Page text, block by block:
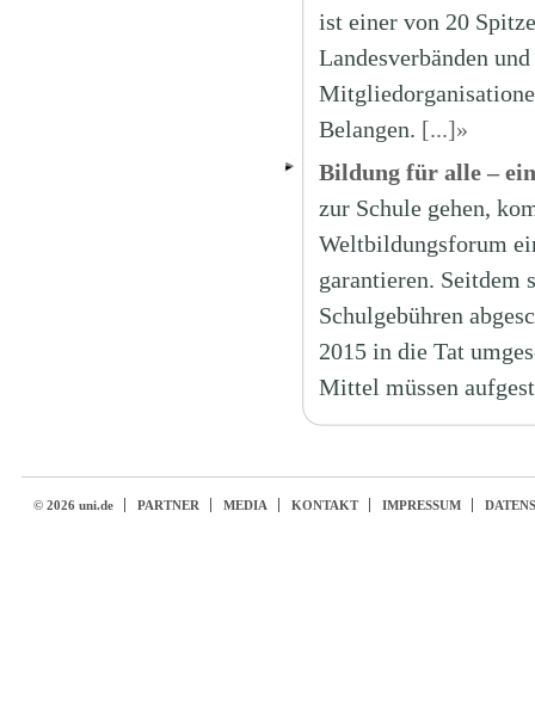
ist einer von 20
Landesverbänden
Belangen. [...]»
Bildung für alle –
zur Schule gehen,
Weltbildungsforum
garantieren. Seitdem
Schulgebühren
2015 in die Tat
Mittel müssen
© 2026 uni.de PARTNER MEDIA KONTAKT IMPRESSUM